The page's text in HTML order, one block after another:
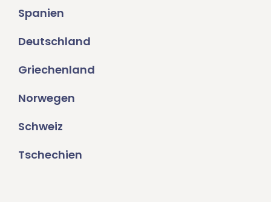
Spanien
Deutschland
Griechenland
Norwegen
Schweiz
Tschechien